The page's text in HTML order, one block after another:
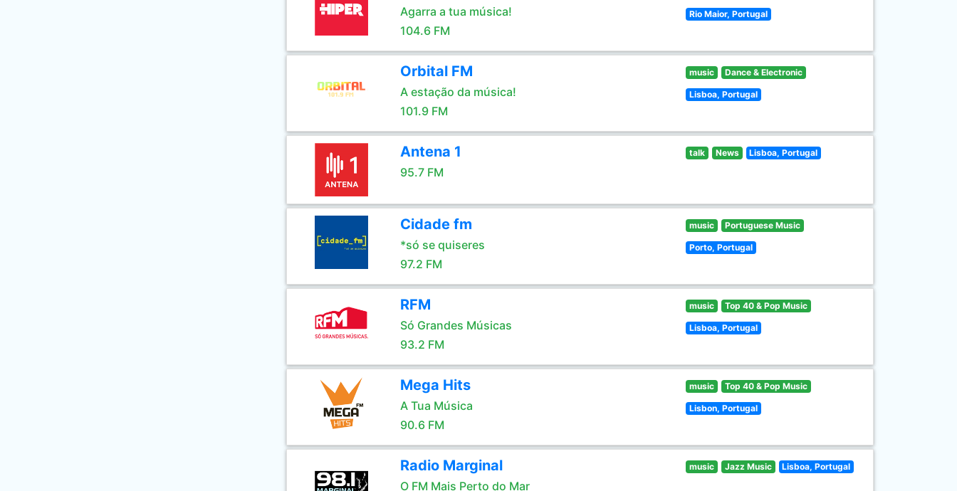
Agarra a tua música!
104.6 FM
Rio Maior, Portugal
Orbital FM
A estação da música!
101.9 FM
music Dance & Electronic
Lisboa, Portugal
Antena 1
95.7 FM
talk News Lisboa, Portugal
Cidade fm
*só se quiseres
97.2 FM
music Portuguese Music
Porto, Portugal
RFM
Só Grandes Músicas
93.2 FM
music Top 40 & Pop Music
Lisboa, Portugal
Mega Hits
A Tua Música
90.6 FM
music Top 40 & Pop Music
Lisbon, Portugal
Radio Marginal
O FM Mais Perto do Mar
music Jazz Music Lisboa, Portugal